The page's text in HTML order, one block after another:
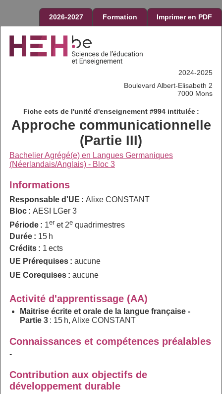
2026-2027 Formation Imprimer en PDF
2024-2025
Boulevard Albert-Elisabeth 2
7000 Mons
Fiche ects de l'unité d'enseignement #994 intitulée :
Approche communicationnelle
(Partie III)
Bachelier Agrégé(e) en Langues Germaniques
(Néerlandais/Anglais) - Bloc 3
Informations
Responsable d'UE : Alixe CONSTANT
Bloc : AESI LGer 3
Période : 1er et 2equadrimestres
Durée : 15 h
Crédits : 1 ects
UE Prérequises : aucune
UE Corequises : aucune
Activité d'apprentissage (AA)
Maitrise écrite et orale de la langue française -
Partie 3 : 15 h, Alixe CONSTANT
Connaissances et compétences préalables
-
Contribution aux objectifs de
développement durable